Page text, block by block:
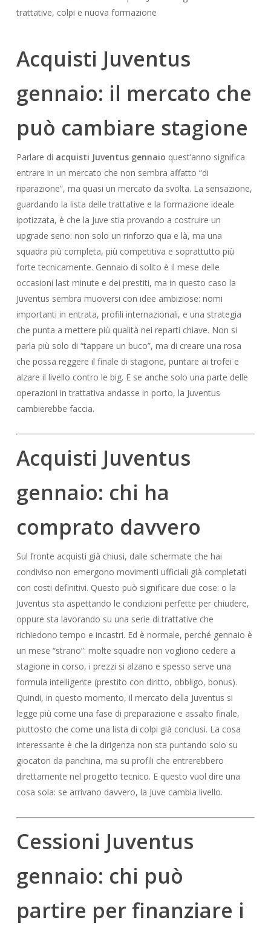
trattative, colpi e nuova formazione
Acquisti Juventus
gennaio: il mercato che
può cambiare stagione
Parlare di acquisti Juventus gennaio quest’anno significa
entrare in un mercato che non sembra affatto “di
riparazione”, ma quasi un mercato da svolta. La sensazione,
guardando la lista delle trattative e la formazione ideale
ipotizzata, è che la Juve stia provando a costruire un
upgrade serio: non solo un rinforzo qua e là, ma una
squadra più completa, più competitiva e soprattutto più
forte tecnicamente. Gennaio di solito è il mese delle
occasioni last minute e dei prestiti, ma in questo caso la
Juventus sembra muoversi con idee ambiziose: nomi
importanti in entrata, profili internazionali, e una strategia
che punta a mettere più qualità nei reparti chiave. Non si
parla più solo di “tappare un buco”, ma di creare una rosa
che possa reggere il finale di stagione, puntare ai trofei e
alzare il livello contro le big. E se anche solo una parte delle
operazioni in trattativa andasse in porto, la Juventus
cambierebbe faccia.
Acquisti Juventus
gennaio: chi ha
comprato davvero
Sul fronte acquisti già chiusi, dalle schermate che hai
condiviso non emergono movimenti ufficiali già completati
con costi definitivi. Questo può significare due cose: o la
Juventus sta aspettando le condizioni perfette per chiudere,
oppure sta lavorando su una serie di trattative che
richiedono tempo e incastri. Ed è normale, perché gennaio è
un mese “strano”: molte squadre non vogliono cedere a
stagione in corso, i prezzi si alzano e spesso serve una
formula intelligente (prestito con diritto, obbligo, bonus).
Quindi, in questo momento, il mercato della Juventus si
legge più come una fase di preparazione e assalto finale,
piuttosto che come una lista di colpi già conclusi. La cosa
interessante è che la dirigenza non sta puntando solo su
giocatori da panchina, ma su profili che entrerebbero
direttamente nel progetto tecnico. E questo vuol dire una
cosa sola: se arrivano davvero, la Juve cambia livello.
Cessioni Juventus
gennaio: chi può
partire per finanziare i